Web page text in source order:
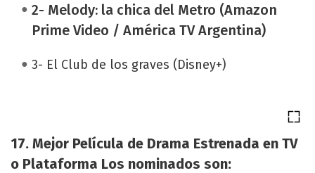
2- Melody: la chica del Metro (Amazon
Prime Video / América TV Argentina)
3- El Club de los graves (Disney+)
17. Mejor Película de Drama Estrenada en TV
o Plataforma Los nominados son: